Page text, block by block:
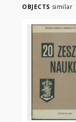
OBJECTS similar